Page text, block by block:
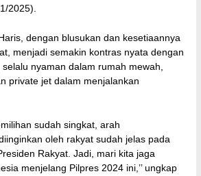
2025).
dengan blusukan dan kesetiaannya
menjadi semakin kontras nyata dengan
nyaman dalam rumah mewah,
private jet dalam menjalankan
sudah singkat, arah
oleh rakyat sudah jelas pada
Rakyat. Jadi, mari kita jaga
menjelang Pilpres 2024 ini,’’ ungkap